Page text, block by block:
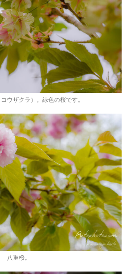
ウザクラ）。緑色の桜です。
八重桜。